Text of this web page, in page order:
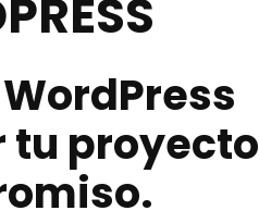
tu proyecto